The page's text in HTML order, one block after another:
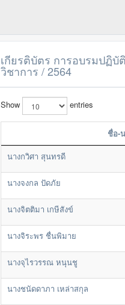
เกียรติบัตร การอบรมปฏิ
วิชาการ / 2564
Show entries
ชื่อ-
นางกวิศา สุนทรดี
นางจงกล ปัดภัย
นางจิตติมา เกษีสังข์
นางจิระพร ชื่นพิมาย
นางจุไรวรรณ หนุนชู
นางชนัดดาภา เหล่าสกุล